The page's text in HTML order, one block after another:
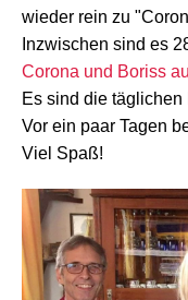
wieder rein zu
Inzwischen sind es
Corona und Boriss
Es sind die
Vor ein paar Tagen
Viel Spaß!